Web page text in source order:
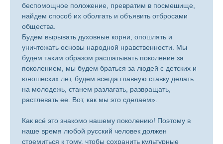
беспомощное положение, превратим в посмешище,
найдем способ их оболгать и объявить отбросами
общества.
Будем вырывать духовные корни, опошлять и
уничтожать основы народной нравственности. Мы
будем таким образом расшатывать поколение за
поколением, мы будем браться за людей с детских и
юношеских лет, будем всегда главную ставку делать
на молодежь, станем разлагать, развращать,
растлевать ее. Вот, как мы это сделаем».
Как всё это знакомо нашему поколению! Поэтому в
наше время любой русский человек должен
стремиться к тому, чтобы сохранить культурные